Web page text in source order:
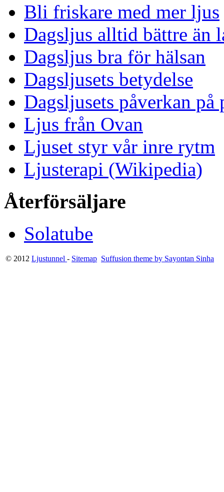
Bli friskare med mer ljus
Dagsljus alltid bättre än
Dagsljus bra för hälsan
Dagsljusets betydelse
Dagsljusets påverkan på
Ljus från Ovan
Ljuset styr vår inre rytm
Ljusterapi (Wikipedia)
Återförsäljare
Solatube
© 2012 Ljustunnel - Sitemap Suffusion theme by Sayontan Sinha